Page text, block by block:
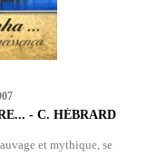
- C. HÉBRARD
et mythique, se